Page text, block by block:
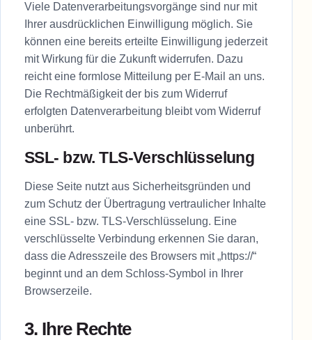
Viele Datenverarbeitungsvorgänge sind nur mit
Ihrer ausdrücklichen Einwilligung möglich. Sie
können eine bereits erteilte Einwilligung jederzeit
mit Wirkung für die Zukunft widerrufen. Dazu
reicht eine formlose Mitteilung per E-Mail an uns.
Die Rechtmäßigkeit der bis zum Widerruf
erfolgten Datenverarbeitung bleibt vom Widerruf
unberührt.
SSL- bzw. TLS-Verschlüsselung
Diese Seite nutzt aus Sicherheitsgründen und
zum Schutz der Übertragung vertraulicher Inhalte
eine SSL- bzw. TLS-Verschlüsselung. Eine
verschlüsselte Verbindung erkennen Sie daran,
dass die Adresszeile des Browsers mit „https://“
beginnt und an dem Schloss-Symbol in Ihrer
Browserzeile.
3. Ihre Rechte